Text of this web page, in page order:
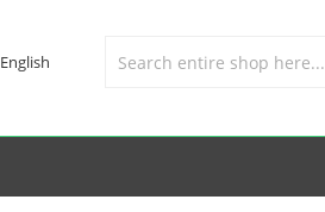
English